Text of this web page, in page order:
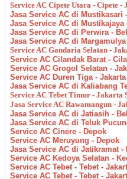
Service AC Cipete Utara - Cipete -
Jasa Service AC di Mustikasari
Jasa Service AC di Mustikajaya
Jasa Service AC di Perwira -
Jasa Service AC di
Service AC Gandaria Selatan -
Service AC Cilandak Barat -
Service AC Grogol Selatan -
Service AC Duren Tiga -
Jasa Service AC di Kaliabang
Service AC Tebet Timur - Jakarta
Jasa Service AC Rawamangun -
Jasa Service AC di Jatiasih -
Jasa Service AC di Teluk
Service AC Cinere - Depok
Service AC Meruyung - Depok
Jasa Service AC di Jatikramat -
Service AC Kedoya Selatan -
Service AC Tebet - Tebet -
Service AC Tebet - Tebet -